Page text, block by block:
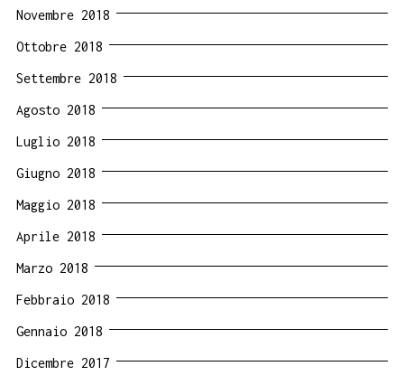
Novembre 2018
Ottobre 2018
Settembre 2018
Agosto 2018
Luglio 2018
Giugno 2018
Maggio 2018
Aprile 2018
Marzo 2018
Febbraio 2018
Gennaio 2018
Dicembre 2017